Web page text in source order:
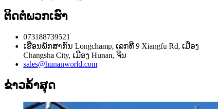
ຕິດຕໍ່ພວກເຮົາ
073188739521
ເຮືອນພັກສາກົນ Longchamp, ເລກທີ 9 Xiangfu Rd, ເມືອງ
Changsha City, ເມືອງ Hunan, ຈີນ
sales@hunanworld.com
ຂ່າວລ້າສຸດ